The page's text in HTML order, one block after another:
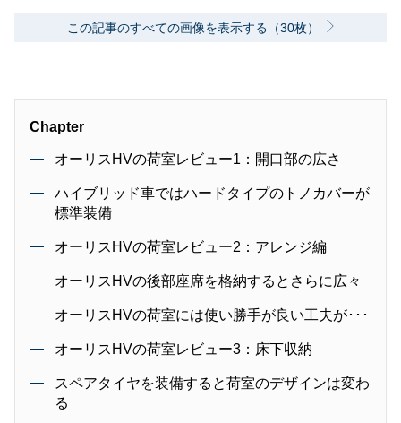
この記事のすべての画像を表示する（30枚）
Chapter
オーリスHVの荷室レビュー1：開口部の広さ
ハイブリッド車ではハードタイプのトノカバーが
標準装備
オーリスHVの荷室レビュー2：アレンジ編
オーリスHVの後部座席を格納するとさらに広々
オーリスHVの荷室には使い勝手が良い工夫が･･･
オーリスHVの荷室レビュー3：床下収納
スペアタイヤを装備すると荷室のデザインは変わ
る